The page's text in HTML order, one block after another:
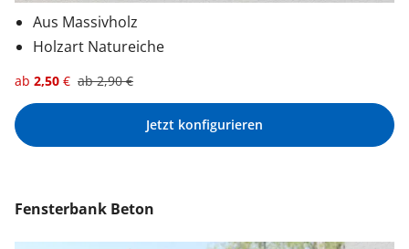
Aus Massivholz
Holzart Natureiche
ab 2,50 € ab2,90€
Jetzt konfigurieren
Fensterbank Beton